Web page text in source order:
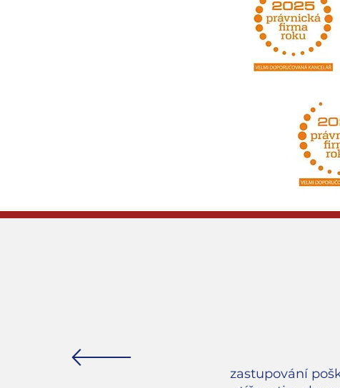
zastupování